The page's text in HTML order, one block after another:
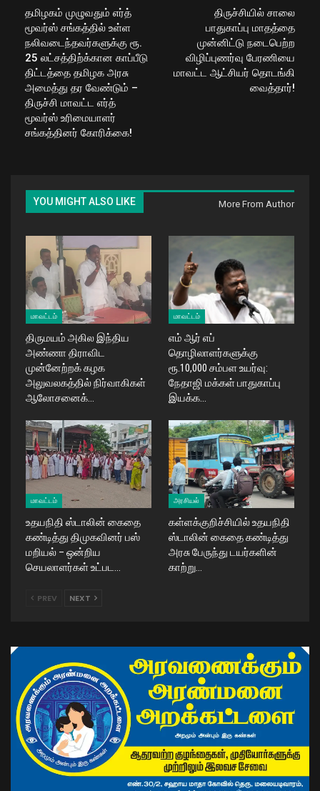
தமிழகம் முழுவதும் எர்த்
மூவர்ஸ் சங்கத்தில் உள்ள
நலிவடைந்தவர்களுக்கு ரூ.
25 லட்சத்திற்க்கான காப்பீடு
திட்டத்தை தமிழக அரசு
அமைத்து தர வேண்டும் –
திருச்சி மாவட்ட எர்த்
மூவர்ஸ் உரிமையாளர்
சங்கத்தினர் கோரிக்கை!
திருச்சியில் சாலை
பாதுகாப்பு மாதத்தை
முன்னிட்டு நடைபெற்ற
விழிப்புணர்வு பேரணியை
மாவட்ட ஆட்சியர் தொடங்கி
வைத்தார்!
YOU MIGHT ALSO LIKE More From Author
மாவட்டம்
திருமயம் அகில இந்திய
அண்ணா திராவிட
முன்னேற்றக் கழக
அலுவலகத்தில் நிர்வாகிகள்
ஆலோசனைக்…
மாவட்டம்
எம் ஆர் எப்
தொழிலாளர்களுக்கு
ரூ.10,000 சம்பள உயர்வு:
நேதாஜி மக்கள் பாதுகாப்பு
இயக்க…
மாவட்டம்
உதயநிதி ஸ்டாலின் கைதை
கண்டித்து திமுகவினர் பஸ்
மறியல் – ஒன்றிய
செயலாளர்கள் உட்பட…
அரசியல்
கள்ளக்குறிச்சியில் உதயநிதி
ஸ்டாலின் கைதை கண்டித்து
அரசு பேருந்து டயர்களின்
காற்று…
PREV NEXT